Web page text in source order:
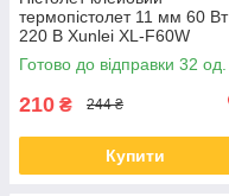
термопістолет 11 мм 60 Вт
220 В Xunlei XL-F60W
Готово до відправки 32 од.
210 ₴ 244 ₴
Купити